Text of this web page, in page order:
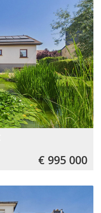
€ 995 000